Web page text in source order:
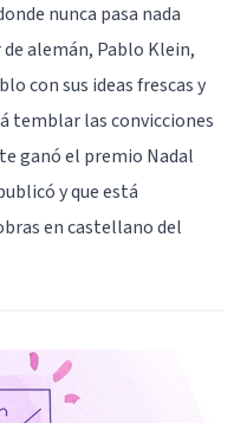
nunca pasa nada
alemán, Pablo Klein,
con sus ideas frescas y
temblar las convicciones
ganó el premio Nadal
y que está
en castellano del